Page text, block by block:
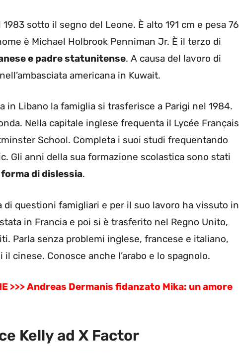
sotto il segno del Leone. È alto 191 cm e pesa 76
è Michael Holbrook Penniman Jr. È il terzo di
e padre statunitense. A causa del lavoro di
americana in Kuwait.
in Libano la famiglia si trasferisce a Parigi nel 1984.
Nella capitale inglese frequenta il Lycée Français
School. Completa i suoi studi frequentando
Gli anni della sua formazione scolastica sono stati
forma di dislessia.
di questioni famigliari e per il suo lavoro ha vissuto in
in Francia e poi si è trasferito nel Regno Unito,
Parla senza problemi inglese, francese e italiano,
cinese. Conosce anche l’arabo e lo spagnolo.
>>>Andreas Dermanis fidanzato Mika: un amore
Kelly ad X Factor